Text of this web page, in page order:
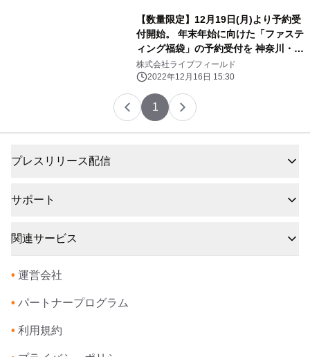
【数量限定】12月19日(月)より予約受
付開始。 年末年始に向けた「ファステ
ィング福袋」の予約受付を 神奈川・海
老名のAIフィットネス＆パーソナルジ
ムで開始！
株式会社ライブフィールド
2022年12月16日 15:30
1
プレスリリース配信
サポート
関連サービス
• 運営会社
• パートナープログラム
• 利用規約